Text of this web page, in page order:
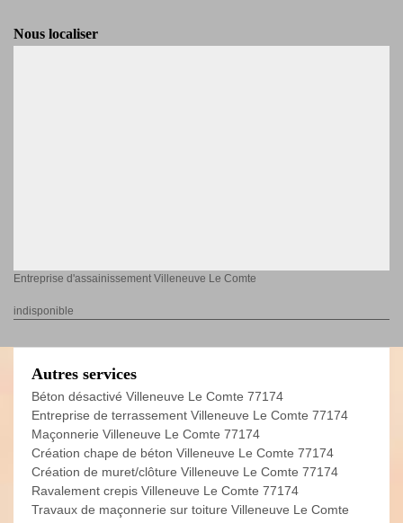
Nous localiser
Entreprise d'assainissement Villeneuve Le Comte
indisponible
Autres services
Béton désactivé Villeneuve Le Comte 77174
Entreprise de terrassement Villeneuve Le Comte 77174
Maçonnerie Villeneuve Le Comte 77174
Création chape de béton Villeneuve Le Comte 77174
Création de muret/clôture Villeneuve Le Comte 77174
Ravalement crepis Villeneuve Le Comte 77174
Travaux de maçonnerie sur toiture Villeneuve Le Comte